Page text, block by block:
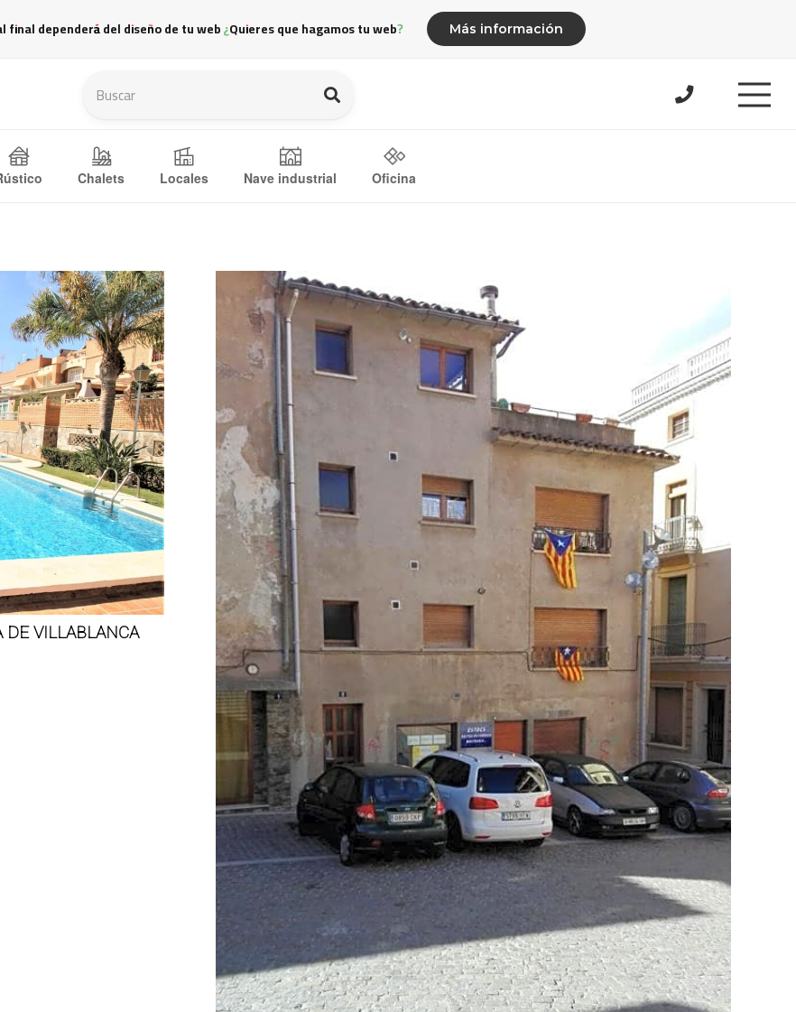
final dependerá del diseño de tu web ¿Quieres que hagamos tu web? Más información
Chalets Locales Nave industrial Oficina
VILLABLANCA